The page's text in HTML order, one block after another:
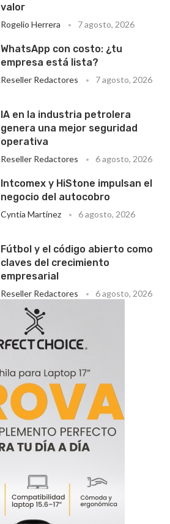
valor
Rogelio Herrera 7 agosto, 2026
WhatsApp con costo: ¿tu
empresa está lista?
Reseller Redactores 7 agosto, 2026
IA en la industria petrolera
genera una mejor seguridad
operativa
Reseller Redactores 6 agosto, 2026
Intcomex y HiStone impulsan el
negocio del autocobro
Cyntia Martinez 6 agosto, 2026
Fútbol y el código abierto como
claves del crecimiento
empresarial
Reseller Redactores 6 agosto, 2026